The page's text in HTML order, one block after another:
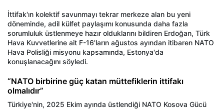
İttifak'ın kolektif savunmayı tekrar merkeze alan bu yeni
döneminde, adil külfet paylaşımı konusunda daha fazla
sorumluluk üstlenmeye hazır olduklarını bildiren Erdoğan, Türk
Hava Kuvvetlerine ait F-16'ların ağustos ayından itibaren NATO
Hava Polisliği misyonu kapsamında, Estonya'da
konuşlanacağını söyledi.
“NATO birbirine güç katan müttefiklerin ittifakı
olmalıdır”
Türkiye'nin, 2025 Ekim ayında üstlendiği NATO Kosova Gücü